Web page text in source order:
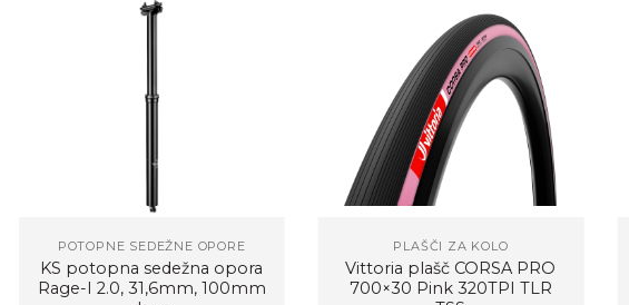
POTOPNE SEDEŽNE OPORE
KS potopna sedežna opora
Rage-I 2.0, 31,6mm, 100mm
PLAŠČI ZA KOLO
Vittoria plašč CORSA PRO
700×30 Pink 320TPI TLR